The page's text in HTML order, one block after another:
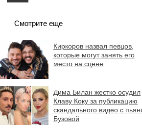
Смотрите еще
Киркоров назвал певцов,
которые могут занять его
место на сцене
Дима Билан жестко осудил
Клаву Коку за публикацию
скандального видео с
Бузовой